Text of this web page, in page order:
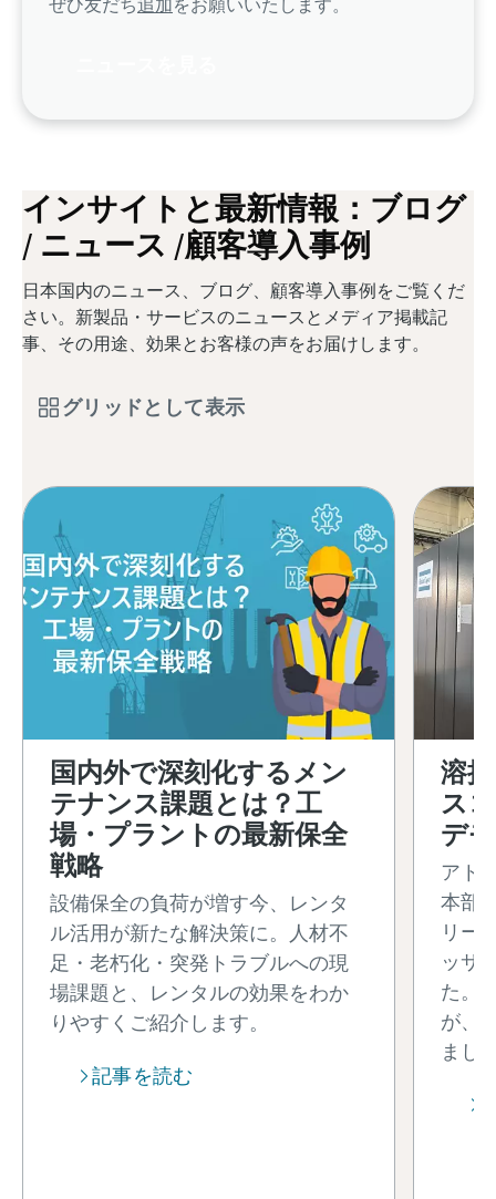
ぜひ友だち追加をお願いいたします。
インサイトと最新情報：ブログ
/ ニュース /顧客導入事例
日本国内のニュース、ブログ、顧客導入事例をご覧くだ
さい。新製品・サービスのニュースとメディア掲載記
事、その用途、効果とお客様の声をお届けします。
グリッドとして表示
国内外で深刻化するメン
テナンス課題とは？工
場・プラントの最新保全
戦略
設備保全の負荷が増す今、レンタ
ル活用が新たな解決策に。人材不
足・老朽化・突発トラブルへの現
場課題と、レンタルの効果をわか
りやすくご紹介します。
記事を読む
溶
ス
デ
アト
本部
リー
ッサ
た。
が、
まし